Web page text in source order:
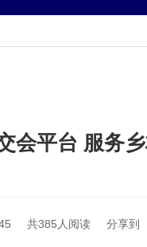
会平台 服务
共385人阅读 分享到